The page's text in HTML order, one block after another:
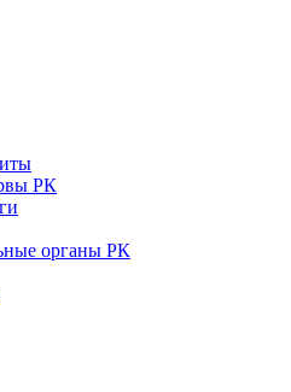
РК
органы РК